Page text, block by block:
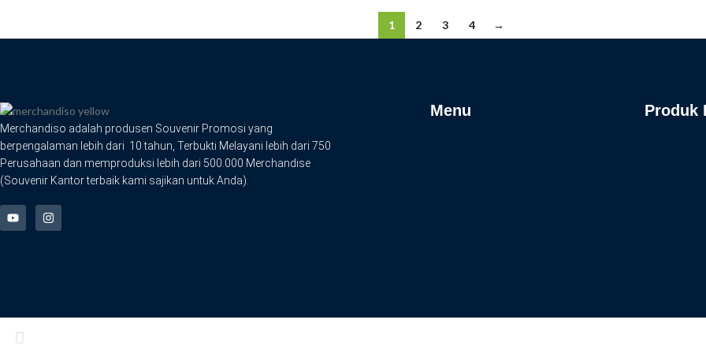
1 2 3 4 →
Merchandiso adalah produsen Souvenir Promosi yang
berpengalaman lebih dari 10 tahun, Terbukti Melayani lebih dari 750
Perusahaan dan memproduksi lebih dari 500.000 Merchandise
(Souvenir Kantor terbaik kami sajikan untuk Anda).
Menu Produk